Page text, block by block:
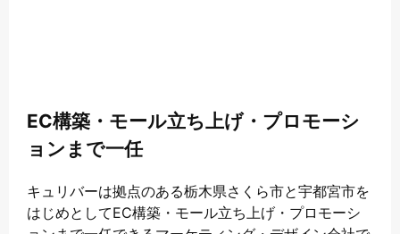
EC構築・モール立ち上げ・プロモーシ
ョンまで一任
キュリバーは拠点のある栃木県さくら市と宇都宮市を
はじめとしてEC構築・モール立ち上げ・プロモーシ